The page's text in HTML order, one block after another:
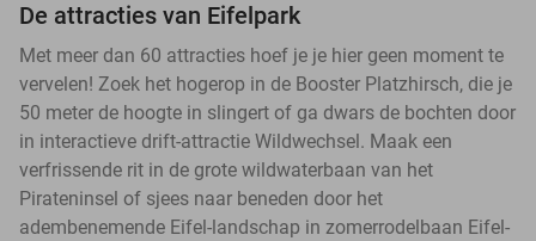
De attracties van Eifelpark
Met meer dan 60 attracties hoef je je hier geen moment te
vervelen! Zoek het hogerop in de Booster Platzhirsch, die je
50 meter de hoogte in slingert of ga dwars de bochten door
in interactieve drift-attractie Wildwechsel. Maak een
verfrissende rit in de grote wildwaterbaan van het
Pirateninsel of sjees naar beneden door het
adembenemende Eifel-landschap in zomerrodelbaan Eifel-